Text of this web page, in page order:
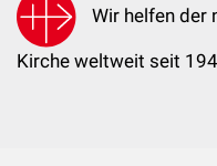
Wir helfen der
Kirche weltweit seit